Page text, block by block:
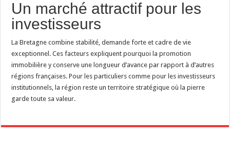
Un marché attractif pour les
investisseurs
La Bretagne combine stabilité, demande forte et cadre de vie
exceptionnel. Ces facteurs expliquent pourquoi la promotion
immobilière y conserve une longueur d’avance par rapport à d’autres
régions françaises. Pour les particuliers comme pour les investisseurs
institutionnels, la région reste un territoire stratégique où la pierre
garde toute sa valeur.